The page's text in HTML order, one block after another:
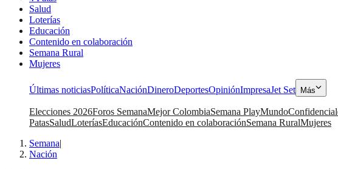
Salud
Loterías
Educación
Contenido en colaboración
Semana Rural
Mujeres
Últimas noticiasPolíticaNaciónDineroDeportesOpiniónImpresaJet Set Más
Elecciones 2026Foros SemanaMejor ColombiaSemana PlayMundo
PatasSaludLoteríasEducaciónContenido en colaboraciónSemana RuralMujeres
Semana|
Nación